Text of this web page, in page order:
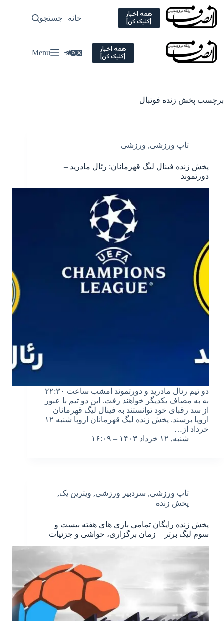
Skip
content
همه اخبار
[کلیک کن] خانه سیاسی
جستجو
همه اخبار
[کلیک کن] Menu
برچسب پخش زنده فوتبال
تاپ ورزشی, ورزشی
پخش زنده فینال لیگ قهرمانان: رئال مادرید –
دورتموند
دو تیم رئال مادرید و دورتموند امشب ساعت ۲۲:۳۰
به به مصاف یکدیگر خواهند رفت. این دو تیم با عبور
از سد رقبای خود توانستند به فینال لیگ قهرمانان
اروپا برسند. پخش زنده لیگ قهرمانان اروپا شنبه ۱۲
خرداد از…
شنبه, ۱۲ خرداد ۱۴۰۳ – ۱۶:۰۹
تاپ ورزشی, سردبیر ورزشی, ویترین یک,
پخش زنده
پخش زنده رایگان تمامی بازی های هفته بیست و
سوم لیگ برتر + زمان برگزاری، حواشی و جزئیات